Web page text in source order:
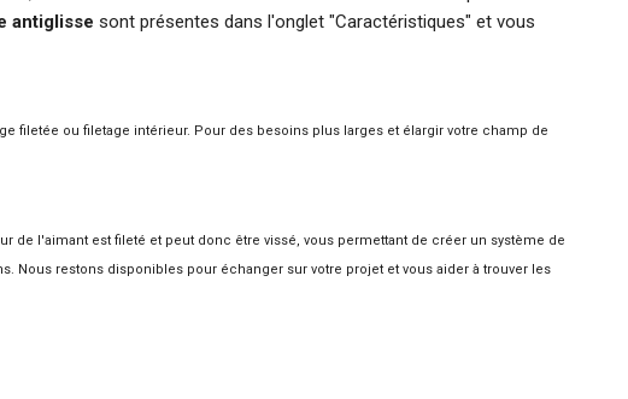
antiglisse sont présentes dans l'onglet "Caractéristiques" et vous
filetée ou filetage intérieur. Pour des besoins plus larges et élargir votre champ de
l'aimant est fileté et peut donc être vissé, vous permettant de créer un système de
Nous restons disponibles pour échanger sur votre projet et vous aider à trouver les